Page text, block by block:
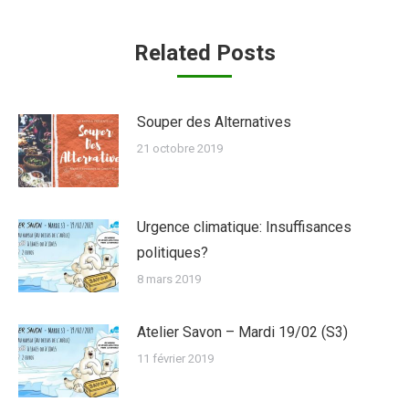
Related Posts
Souper des Alternatives
21 octobre 2019
Urgence climatique: Insuffisances
politiques?
8 mars 2019
Atelier Savon – Mardi 19/02 (S3)
11 février 2019